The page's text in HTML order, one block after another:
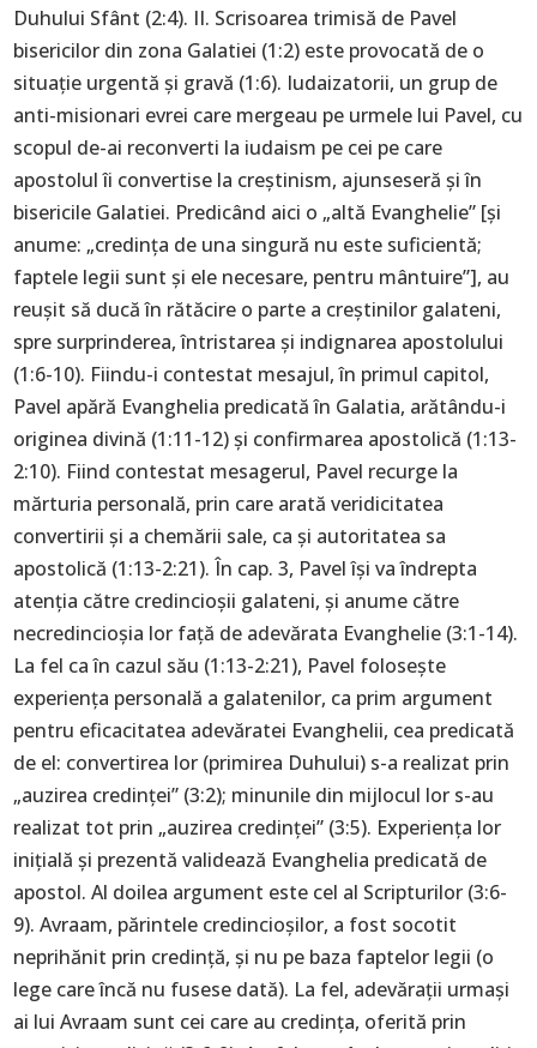
Duhului Sfânt (2:4). II. Scrisoarea trimisă de Pavel
bisericilor din zona Galatiei (1:2) este provocată de o
situație urgentă și gravă (1:6). Iudaizatorii, un grup de
anti-misionari evrei care mergeau pe urmele lui Pavel, cu
scopul de-ai reconverti la iudaism pe cei pe care
apostolul îi convertise la creștinism, ajunseseră și în
bisericile Galatiei. Predicând aici o „altă Evanghelie” [și
anume: „credința de una singură nu este suficientă;
faptele legii sunt și ele necesare, pentru mântuire”], au
reușit să ducă în rătăcire o parte a creștinilor galateni,
spre surprinderea, întristarea și indignarea apostolului
(1:6-10). Fiindu-i contestat mesajul, în primul capitol,
Pavel apără Evanghelia predicată în Galatia, arătându-i
originea divină (1:11-12) și confirmarea apostolică (1:13-
2:10). Fiind contestat mesagerul, Pavel recurge la
mărturia personală, prin care arată veridicitatea
convertirii și a chemării sale, ca și autoritatea sa
apostolică (1:13-2:21). În cap. 3, Pavel își va îndrepta
atenția către credincioșii galateni, și anume către
necredincioșia lor față de adevărata Evanghelie (3:1-14).
La fel ca în cazul său (1:13-2:21), Pavel folosește
experiența personală a galatenilor, ca prim argument
pentru eficacitatea adevăratei Evanghelii, cea predicată
de el: convertirea lor (primirea Duhului) s-a realizat prin
„auzirea credinței” (3:2); minunile din mijlocul lor s-au
realizat tot prin „auzirea credinței” (3:5). Experiența lor
inițială și prezentă validează Evanghelia predicată de
apostol. Al doilea argument este cel al Scripturilor (3:6-
9). Avraam, părintele credincioșilor, a fost socotit
neprihănit prin credință, și nu pe baza faptelor legii (o
lege care încă nu fusese dată). La fel, adevărații urmași
ai lui Avraam sunt cei care au credința, oferită prin